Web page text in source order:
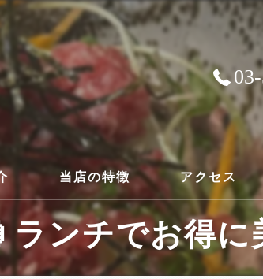
当店の特徴
コース
アクセス
ランチでお得